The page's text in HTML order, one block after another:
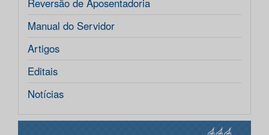
Reversão de Aposentadoria
Manual do Servidor
Artigos
Editais
Notícias